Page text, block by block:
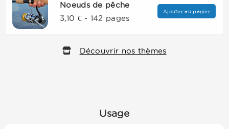
Noeuds de pêche
3,10 € - 142 pages
Ajouter au panier
Découvrir nos thèmes
Usage